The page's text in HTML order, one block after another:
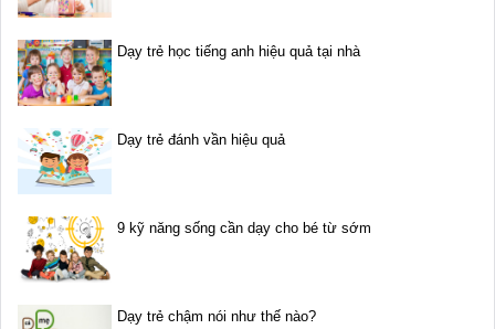
Dạy trẻ học tiếng anh hiệu quả tại nhà
Dạy trẻ đánh vần hiệu quả
9 kỹ năng sống cần dạy cho bé từ sớm
Dạy trẻ chậm nói như thế nào?